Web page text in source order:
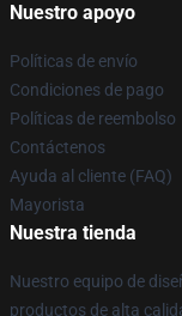
Nuestro apoyo
Políticas de envío
Condiciones de pago
Políticas de reembolso
Contáctenos
Ayuda al cliente (FAQ)
Mayorista
Nuestra tienda
Nuestro equipo de
productos de alta